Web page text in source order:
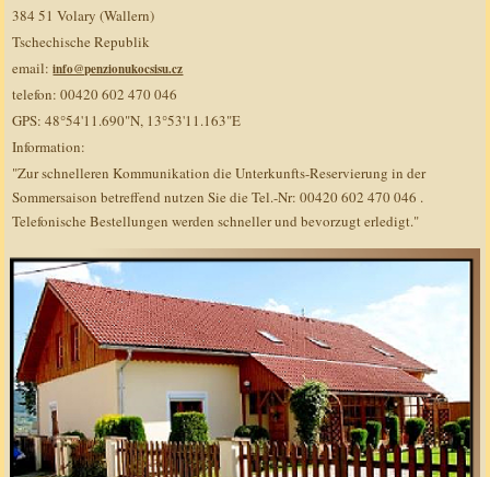
384 51 Volary (Wallern)
Tschechische Republik
email:info@penzionukocsisu.cz
telefon: 00420 602 470 046
GPS: 48°54'11.690"N, 13°53'11.163"E
Information:
"Zur schnelleren Kommunikation die Unterkunfts-Reservierung in der
Sommersaison betreffend nutzen Sie die Tel.-Nr: 00420 602 470 046 .
Telefonische Bestellungen werden schneller und bevorzugt erledigt."